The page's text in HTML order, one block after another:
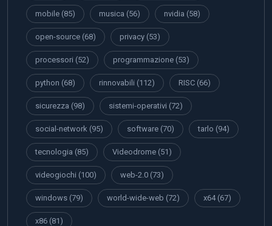
mobile (85) musica (56) nvidia (58)
open-source (68) privacy (53)
processori (52) programmazione (53)
python (68) rinnovabili (112) RISC (66)
sicurezza (98) sistemi-operativi (72)
social-network (95) software (70) tarlo (94)
tecnologia (85) Videodrome (51)
videogiochi (100) web-2.0 (73)
windows (79) world-wide-web (72) x64(67)
x86 (81)